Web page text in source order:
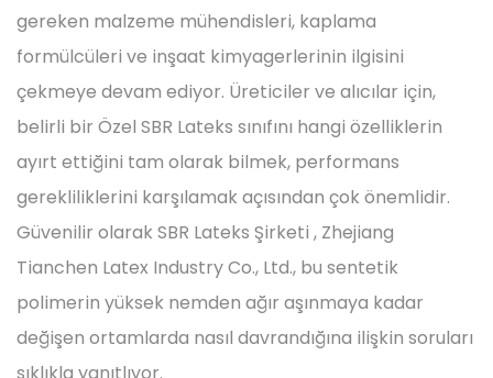
gereken malzeme mühendisleri, kaplama
formülcüleri ve inşaat kimyagerlerinin ilgisini
çekmeye devam ediyor. Üreticiler ve alıcılar için,
belirli bir Özel SBR Lateks sınıfını hangi özelliklerin
ayırt ettiğini tam olarak bilmek, performans
gerekliliklerini karşılamak açısından çok önemlidir.
Güvenilir olarak SBR Lateks Şirketi , Zhejiang
Tianchen Latex Industry Co., Ltd., bu sentetik
polimerin yüksek nemden ağır aşınmaya kadar
değişen ortamlarda nasıl davrandığına ilişkin soruları